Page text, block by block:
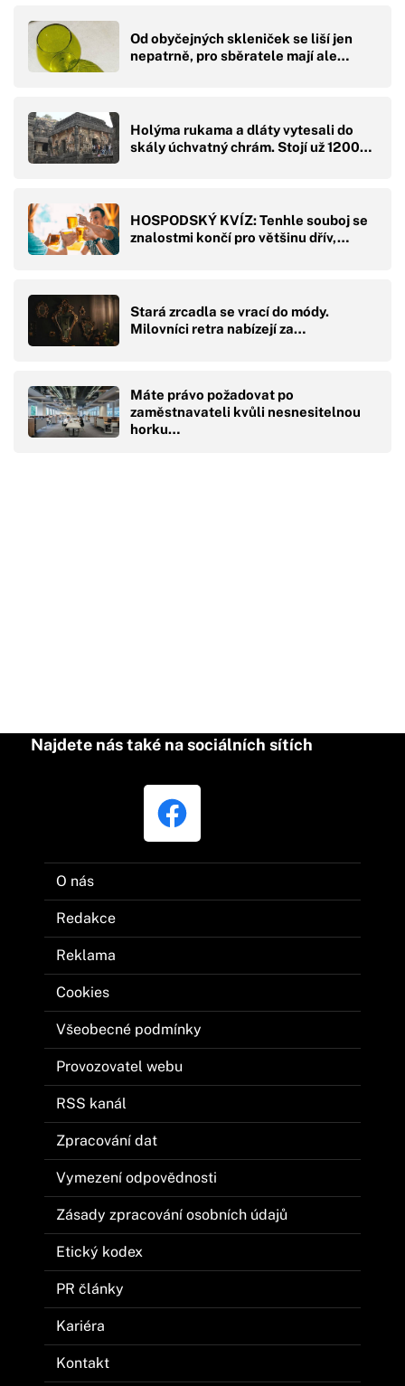
Od obyčejných skleniček se liší jen
nepatrně, pro sběratele mají ale…
Holýma rukama a dláty vytesali do
skály úchvatný chrám. Stojí už 1200…
HOSPODSKÝ KVÍZ: Tenhle souboj se
znalostmi končí pro většinu dřív,…
Stará zrcadla se vrací do módy.
Milovníci retra nabízejí za…
Máte právo požadovat po
zaměstnavateli kvůli nesnesitelnou
horku…
Najdete nás také na sociálních sítích
O nás
Redakce
Reklama
Cookies
Všeobecné podmínky
Provozovatel webu
RSS kanál
Zpracování dat
Vymezení odpovědnosti
Zásady zpracování osobních údajů
Etický kodex
PR články
Kariéra
Kontakt